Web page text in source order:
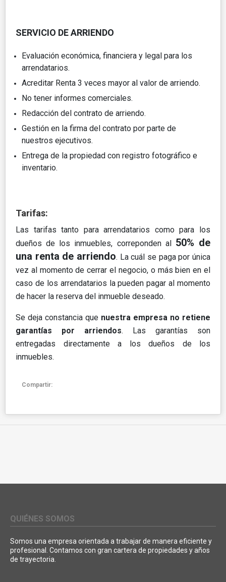
SERVICIO DE ARRIENDO
Evaluación económica, financiera y legal para los
arrendatarios.
Acreditar Renta 3 veces mayor al valor de arriendo.
No tener informes comerciales.
Redacción del contrato de arriendo.
Gestión en la firma del contrato por parte de
nuestros ejecutivos.
Entrega de la propiedad con registro fotográfico e
inventario.
Tarifas:
Las tarifas tanto para arrendatarios como para los
dueños de los inmuebles, correponden al 50% de
una renta de arriendo. La cuál se paga por única
vez al momento de cerrar el negocio, o más bien en el
caso de los arrendatarios la pueden pagar al momento
de hacer la reserva del inmueble deseado.
Se deja constancia que nuestra empresa no retiene
garantías por arriendos. Las garantías son
entregadas directamente a los dueños de los
inmuebles.
Compartir:
QUIÉNES SOMOS
Somos una empresa orientada a trabajar de manera eficiente y
profesional. Contamos con gran cartera de propiedades y años
de trayectoria.